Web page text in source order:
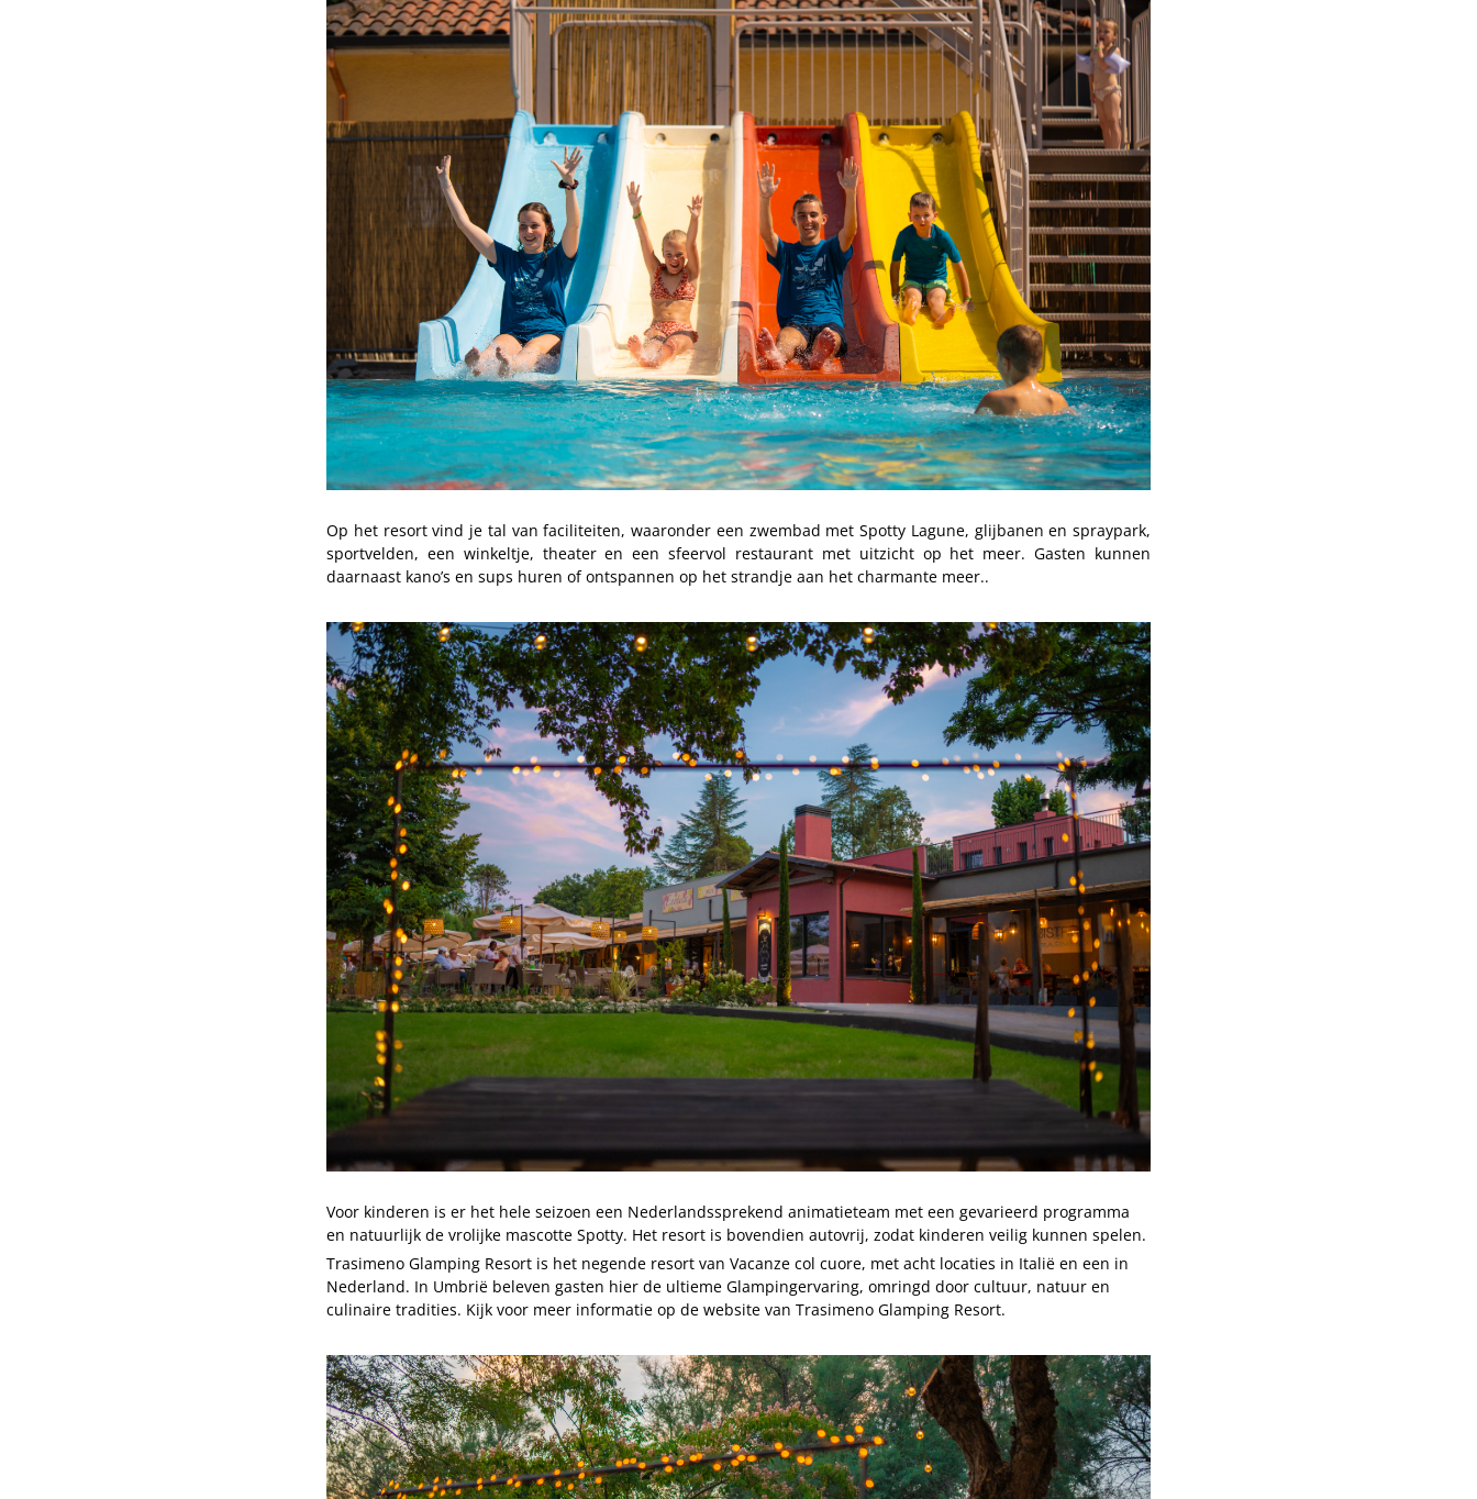
Op het resort vind je tal van faciliteiten, waaronder een zwembad met Spotty Lagune, glijbanen en spraypark,
sportvelden, een winkeltje, theater en een sfeervol restaurant met uitzicht op het meer. Gasten kunnen
daarnaast kano’s en sups huren of ontspannen op het strandje aan het charmante meer..
Voor kinderen is er het hele seizoen een Nederlandssprekend animatieteam met een gevarieerd programma
en natuurlijk de vrolijke mascotte Spotty. Het resort is bovendien autovrij, zodat kinderen veilig kunnen spelen.
Trasimeno Glamping Resort is het negende resort van Vacanze col cuore, met acht locaties in Italië en een in
Nederland. In Umbrië beleven gasten hier de ultieme Glampingervaring, omringd door cultuur, natuur en
culinaire tradities. Kijk voor meer informatie op de website van Trasimeno Glamping Resort.